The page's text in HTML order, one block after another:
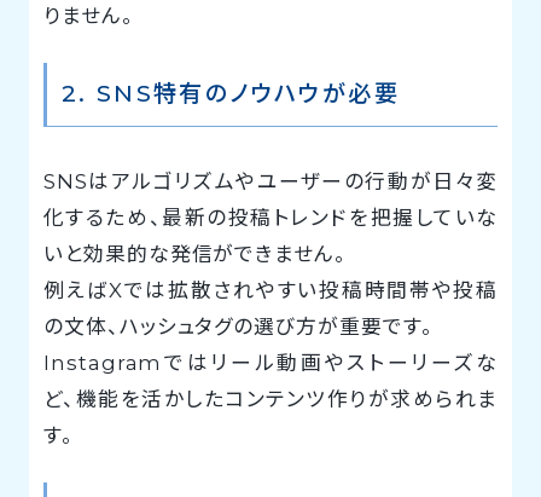
りません。
2. SNS特有のノウハウが必要
SNSはアルゴリズムやユーザーの行動が日々変
化するため、最新の投稿トレンドを把握していな
いと効果的な発信ができません。
例えばXでは拡散されやすい投稿時間帯や投稿
の文体、ハッシュタグの選び方が重要です。
Instagramではリール動画やストーリーズな
ど、機能を活かしたコンテンツ作りが求められま
す。